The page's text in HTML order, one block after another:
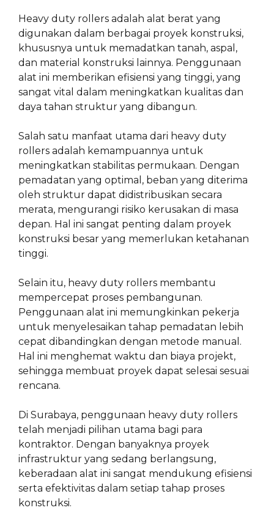
Heavy duty rollers adalah alat berat yang
digunakan dalam berbagai proyek konstruksi,
khususnya untuk memadatkan tanah, aspal,
dan material konstruksi lainnya. Penggunaan
alat ini memberikan efisiensi yang tinggi, yang
sangat vital dalam meningkatkan kualitas dan
daya tahan struktur yang dibangun.
Salah satu manfaat utama dari heavy duty
rollers adalah kemampuannya untuk
meningkatkan stabilitas permukaan. Dengan
pemadatan yang optimal, beban yang diterima
oleh struktur dapat didistribusikan secara
merata, mengurangi risiko kerusakan di masa
depan. Hal ini sangat penting dalam proyek
konstruksi besar yang memerlukan ketahanan
tinggi.
Selain itu, heavy duty rollers membantu
mempercepat proses pembangunan.
Penggunaan alat ini memungkinkan pekerja
untuk menyelesaikan tahap pemadatan lebih
cepat dibandingkan dengan metode manual.
Hal ini menghemat waktu dan biaya projekt,
sehingga membuat proyek dapat selesai sesuai
rencana.
Di Surabaya, penggunaan heavy duty rollers
telah menjadi pilihan utama bagi para
kontraktor. Dengan banyaknya proyek
infrastruktur yang sedang berlangsung,
keberadaan alat ini sangat mendukung efisiensi
serta efektivitas dalam setiap tahap proses
konstruksi.